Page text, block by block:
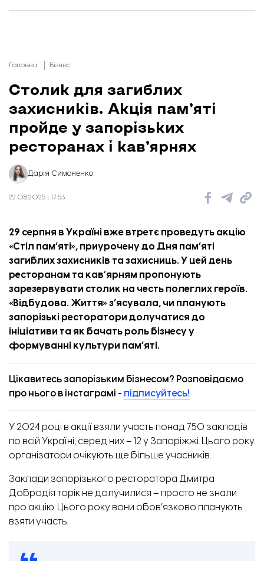
Як змінювалась середня зарплата у Запоріжжі за рік. Джерело: Work.ua
Головна Бізнес
Столик для загиблих
захисників. Акція пам’яті
пройде у запорізьких
ресторанах і кав’ярнях
Дарія Симоненко
22.08.2025 | 17:53
29 серпня в Україні вже втретє проведуть акцію
«Стіл пам’яті», приурочену до Дня пам’яті
загиблих захисників та захисниць. У цей день
ресторанам та кав’ярням пропонують
зарезервувати столик на честь полеглих героїв.
«Відбудова. Життя» з’ясувала, чи планують
запорізькі ресторатори долучатися до
ініціативи та як бачать роль бізнесу у
формуванні культури пам’яті.
Цікавитесь запорізьким бізнесом? Розповідаємо
про нього в інстаграмі - підписуйтесь!
У 2024 році в акції взяли участь понад 750 закладів
по всій Україні, серед них– 12 у Запоріжжі. Цього року
організатори очікують ще більше учасників.
Заклади запорізького ресторатора Дмитра
Добродія торік не долучилися – просто не знали
про акцію. Цього року вони обов’язково планують
взяти участь.